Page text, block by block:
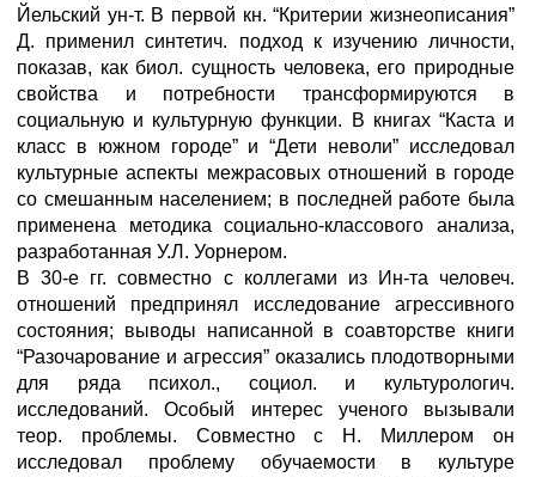
Йельский ун-т. В первой кн. “Критерии жизнеописания”
Д. применил синтетич. подход к изучению личности,
показав, как биол. сущность человека, его природные
свойства и потребности трансформируются в
социальную и культурную функции. В книгах “Каста и
класс в южном городе” и “Дети неволи” исследовал
культурные аспекты межрасовых отношений в городе
со смешанным населением; в последней работе была
применена методика социально-классового анализа,
разработанная У.Л. Уорнером.
В 30-е гг. совместно с коллегами из Ин-та человеч.
отношений предпринял исследование агрессивного
состояния; выводы написанной в соавторстве книги
“Разочарование и агрессия” оказались плодотворными
для ряда психол., социол. и культурологич.
исследований. Особый интерес ученого вызывали
теор. проблемы. Совместно с Н. Миллером он
исследовал проблему обучаемости в культуре